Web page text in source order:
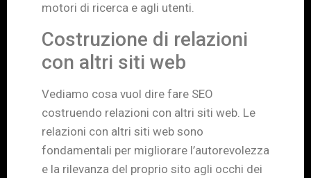
motori di ricerca e agli utenti.
Costruzione di relazioni
con altri siti web
Vediamo cosa vuol dire fare SEO
costruendo relazioni con altri siti web. Le
relazioni con altri siti web sono
fondamentali per migliorare l’autorevolezza
e la rilevanza del proprio sito agli occhi dei